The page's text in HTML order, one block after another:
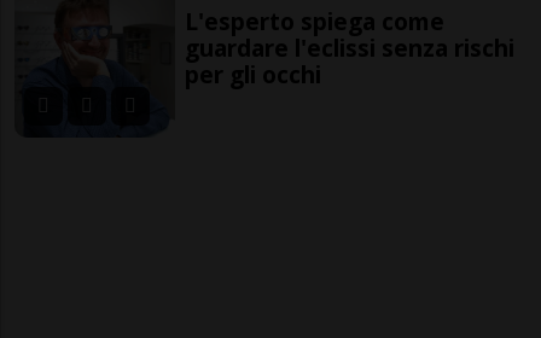
L'esperto spiega come
guardare l'eclissi senza rischi
per gli occhi